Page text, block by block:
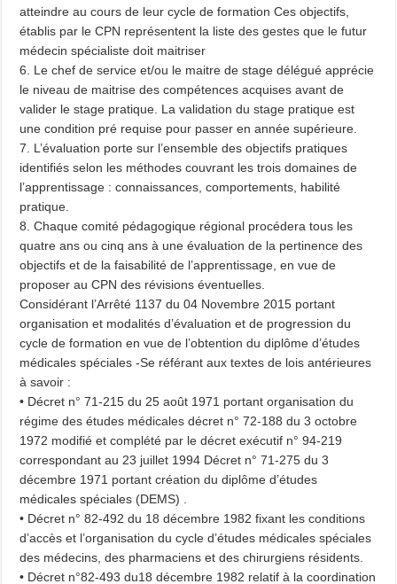
atteindre au cours de leur cycle de formation Ces objectifs,
établis par le CPN représentent la liste des gestes que le futur
médecin spécialiste doit maitriser
6. Le chef de service et/ou le maitre de stage délégué apprécie
le niveau de maitrise des compétences acquises avant de
valider le stage pratique. La validation du stage pratique est
une condition pré requise pour passer en année supérieure.
7. L’évaluation porte sur l’ensemble des objectifs pratiques
identifiés selon les méthodes couvrant les trois domaines de
l’apprentissage : connaissances, comportements, habilité
pratique.
8. Chaque comité pédagogique régional procédera tous les
quatre ans ou cinq ans à une évaluation de la pertinence des
objectifs et de la faisabilité de l’apprentissage, en vue de
proposer au CPN des révisions éventuelles.
Considérant l’Arrêté 1137 du 04 Novembre 2015 portant
organisation et modalités d’évaluation et de progression du
cycle de formation en vue de l’obtention du diplôme d’études
médicales spéciales -Se référant aux textes de lois antérieures
à savoir :
• Décret n° 71-215 du 25 août 1971 portant organisation du
régime des études médicales décret n° 72-188 du 3 octobre
1972 modifié et complété par le décret exécutif n° 94-219
correspondant au 23 juillet 1994 Décret n° 71-275 du 3
décembre 1971 portant création du diplôme d’études
médicales spéciales (DEMS) .
• Décret n° 82-492 du 18 décembre 1982 fixant les conditions
d’accès et l’organisation du cycle d’études médicales spéciales
des médecins, des pharmaciens et des chirurgiens résidents.
• Décret n°82-493 du18 décembre 1982 relatif à la coordination